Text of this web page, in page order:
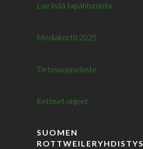
Lue lisää tapahtumista
Mediakortti 2025
Tietosuojaseloste
Eettiset ohjeet
SUOMEN
ROTTWEILERYHDISTYS